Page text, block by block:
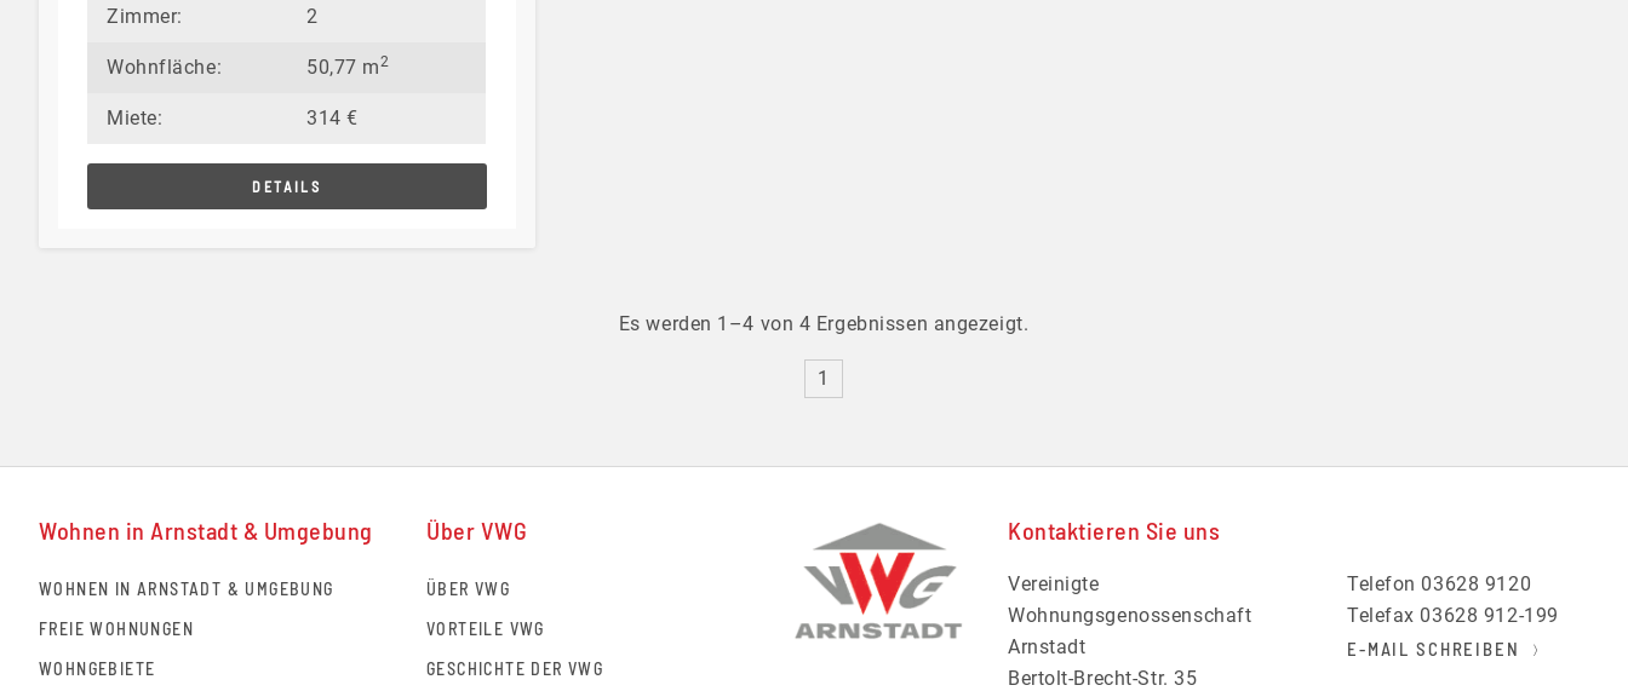
Zimmer: 2
Wohnfläche: 50,77 m2
Miete: 314 €
DETAILS
Es werden 1–4 von 4 Ergebnissen angezeigt.
1
Wohnen in Arnstadt & Umgebung
WOHNEN IN ARNSTADT & UMGEBUNG
FREIE WOHNUNGEN
WOHNGEBIETE
Über VWG
ÜBER VWG
VORTEILE VWG
GESCHICHTE DER VWG
Kontaktieren Sie uns
Vereinigte
Wohnungsgenossenschaft
Arnstadt
Bertolt-Brecht-Str. 35
Telefon 03628 9120
Telefax 03628 912-199
E-MAIL SCHREIBEN